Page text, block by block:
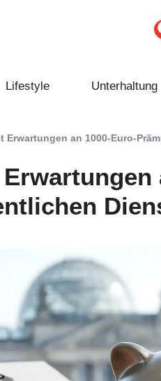
Lifestyle Unterhaltung
Erwartungen an 1000-Euro-